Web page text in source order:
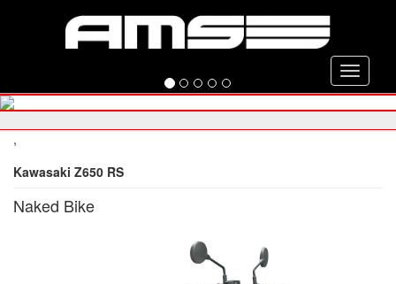
Toggle
,
Kawasaki Z650 RS
Naked Bike